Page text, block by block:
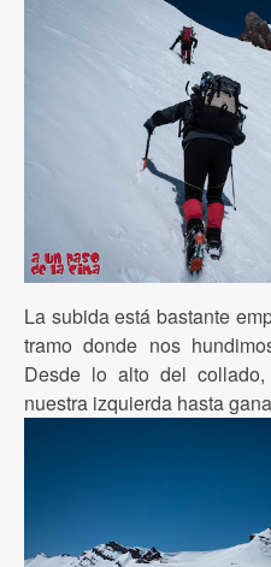
La subida está bastante
tramo donde nos
Desde lo alto del
nuestra izquierda hasta